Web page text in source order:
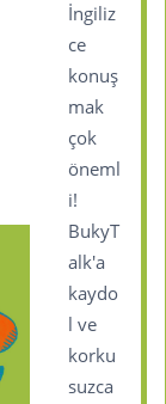
İngiliz
ce
konuş
mak
çok
öneml
i!
BukyT
alk'a
kaydo
l ve
korku
suzca